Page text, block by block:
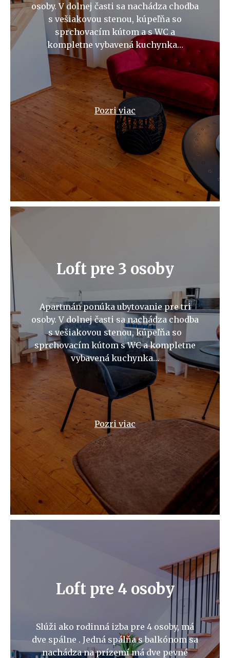
osoby. V dolnej časti sa nachádza chodba
s vešiakovou stenou, kúpeľňa so
sprchovacím kútom a s WC a
kompletne vybavená kuchynka…
Pozri viac
Loft pre 3 osoby
Apartmán ponúka ubytovanie pre tri
osoby. V dolnej časti sa nachádza chodba
s vešiakovou stenou, kúpeľňa so
sprchovacím kútom s WC a kompletne
vybavená kuchynka…
Pozri viac
Loft pre 4 osoby
Slúži ako rodinná izba pre 4 osoby, má
dve spálne . Jedná spálňa s balkónom sa
nachádza na prízemí má dve pevné